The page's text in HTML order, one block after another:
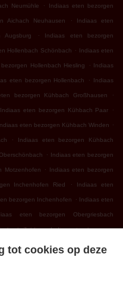
tot cookies op deze
Neumühle . Indiaas eten bezorgen
Aichach Neuhausen . Indiaas eten
Augsburg . Indiaas eten bezorgen
Hollenbach Schönbach . Indiaas eten
Hollenbach Hiesling . Indiaas
eten bezorgen Hollenbach . Indiaas
bezorgen Kühbach Großhausen .
Indiaas eten bezorgen Kühbach Paar .
eten bezorgen Kühbach Winden .
. Indiaas eten bezorgen Kühbach
. Indiaas eten bezorgen
Motzenhofen . Indiaas eten bezorgen
Inchenhofen Ried . Indiaas eten
bezorgen Inchenhofen . Indiaas eten
eten bezorgen Obergriesbach
Zahling . Indiaas eten bezorgen
Obergriesbach Indiaas eten bezorgen